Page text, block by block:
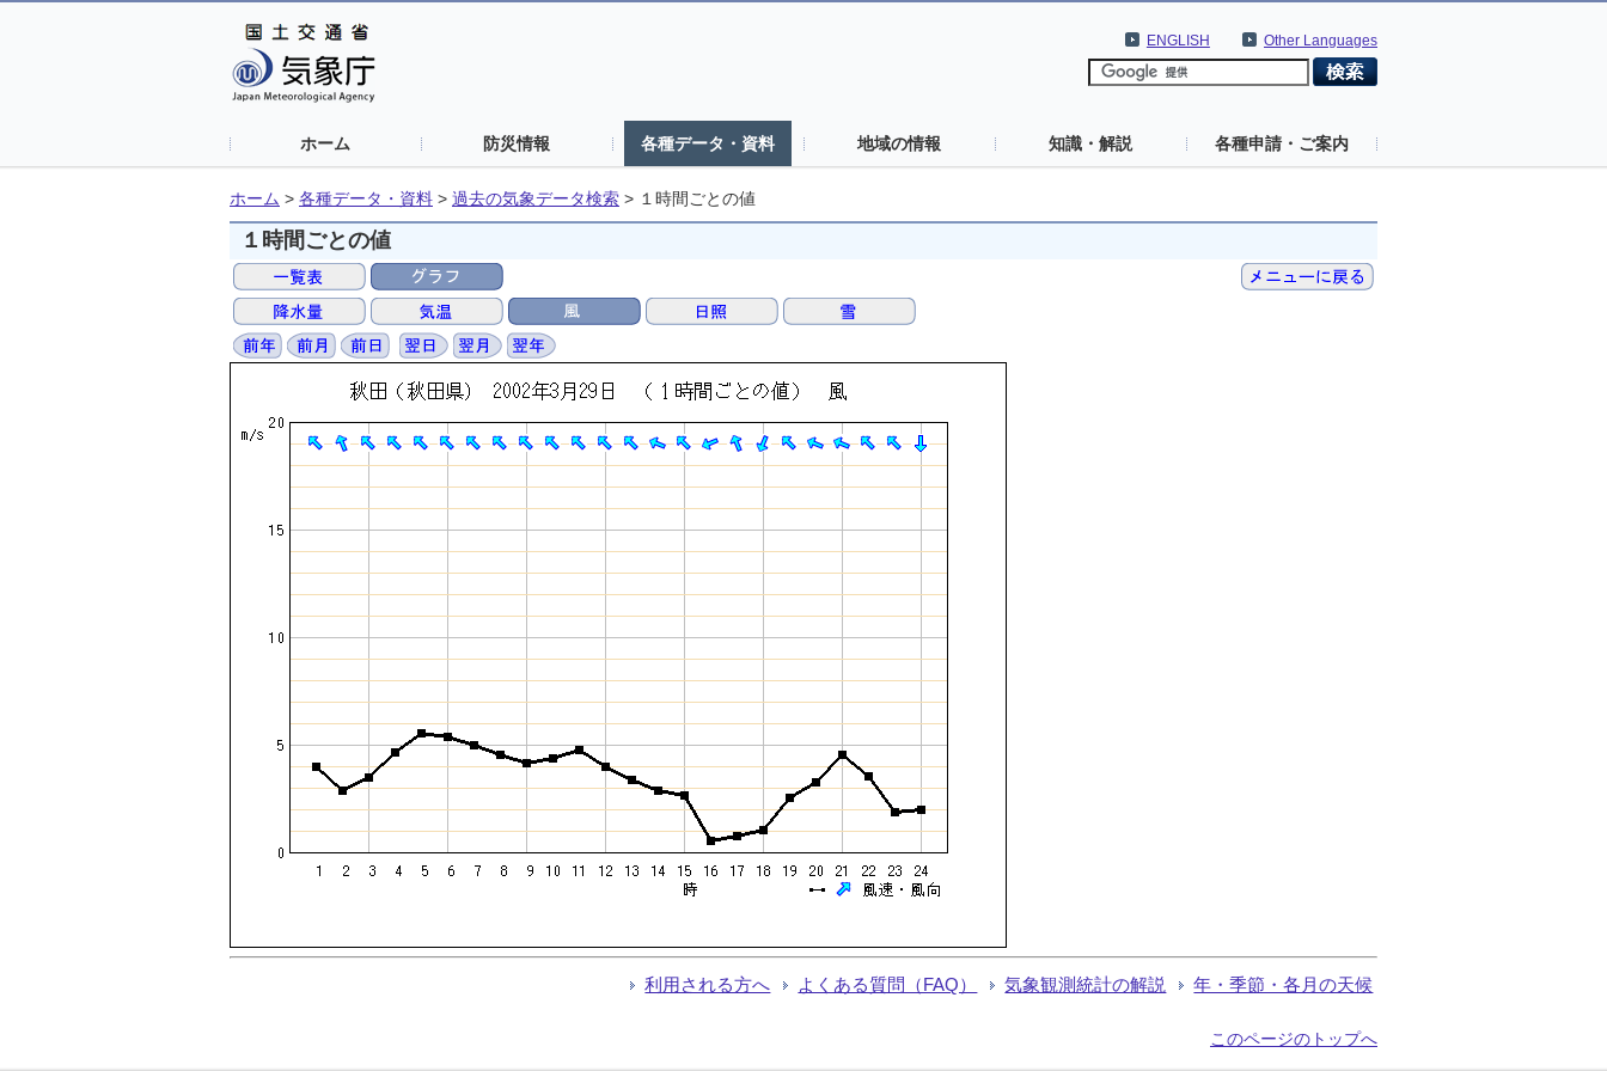
Other Languages
ENGLISH
ホーム 防災情報 各種データ・資料 地域の情報 知識・解説 各種申請・ご案内
ホーム > 各種データ・資料 > 過去の気象データ検索 > １時間ごとの値
１時間ごとの値
利用される方へ よくある質問（FAQ） 気象観測統計の解説 年・季節・各月の天候
このページのトップへ